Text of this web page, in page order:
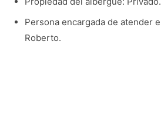
Persona encargada de atender
Roberto.